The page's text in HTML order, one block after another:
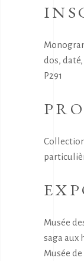
dos, daté,
P291
Musée
saga aux
Musée